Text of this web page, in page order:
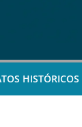
HISTÓRICOS